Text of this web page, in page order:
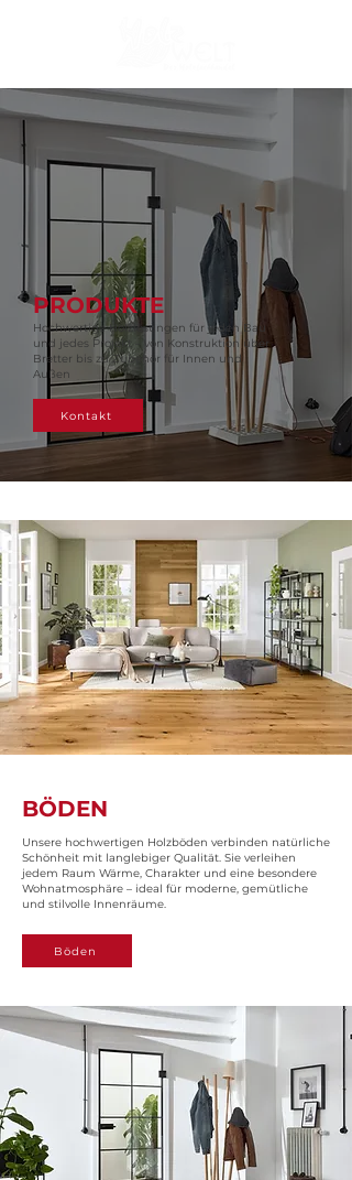
PRODUKTE
Hochwertige Holzlösungen für jeden Bau
und jedes Projekt – von Konstruktion über
Bretter bis zu Zubehör für Innen und
Außen
Kontakt
BÖDEN
Unsere hochwertigen Holzböden verbinden natürliche
Schönheit mit langlebiger Qualität. Sie verleihen
jedem Raum Wärme, Charakter und eine besondere
Wohnatmosphäre – ideal für moderne, gemütliche
und stilvolle Innenräume.
Böden